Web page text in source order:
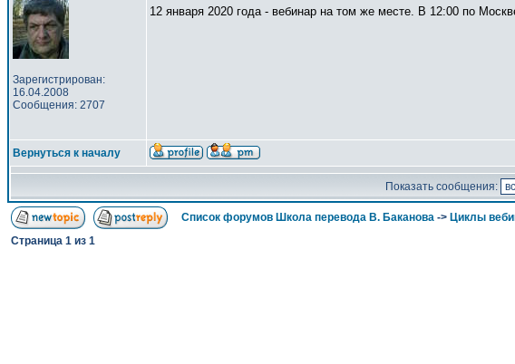
Зарегистрирован:
16.04.2008
Сообщения: 2707
12 января 2020 года - вебинар на том же месте. В 12:00 по
Вернуться к началу
Показать сообщения:
Список форумов Школа перевода В. Баканова -> Циклы
Страница 1 из 1